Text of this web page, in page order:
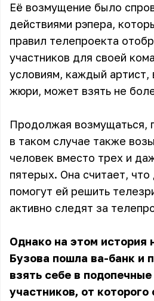
Её возмущение было
действиями рэпера,
правил телепроекта
участников для своей
условиям, каждый артист,
жюри, может взять не
Продолжая возмущаться,
в таком случае также
человек вместо трех и
пятерых. Она считает,
помогут ей решить
активно следят за
Однако на этом история
Бузова пошла ва-банк и
взять себе в подопечные
участников, от которого